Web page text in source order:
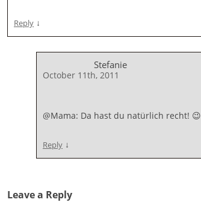
Reply ↓
Stefanie
October 11th, 2011
@Mama: Da hast du natürlich recht! 😉
Reply ↓
Leave a Reply